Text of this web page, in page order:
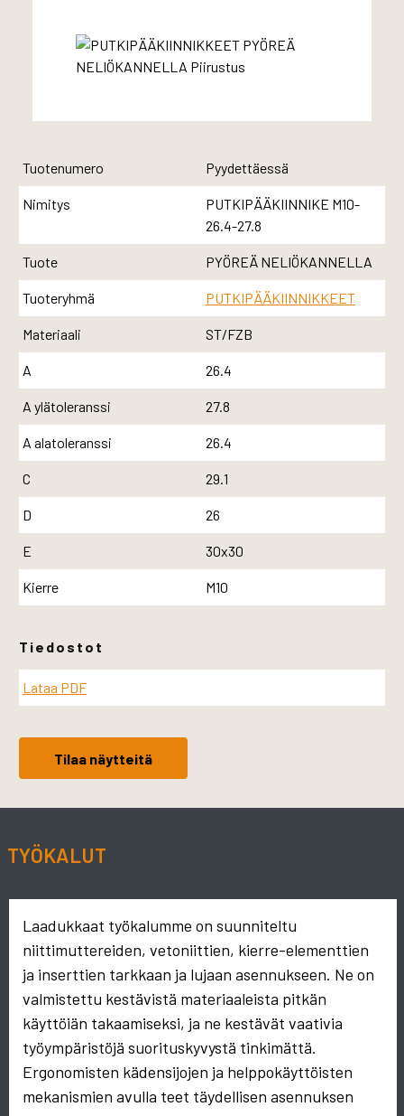
Tuotenumero Pyydettäessä
Nimitys
PUTKIPÄÄKIINNIKE M10-
26.4-27.8
Tuote PYÖREÄ NELIÖKANNELLA
Tuoteryhmä PUTKIPÄÄKIINNIKKEET
Materiaali ST/FZB
A 26.4
A ylätoleranssi 27.8
A alatoleranssi 26.4
C 29.1
D 26
E 30x30
Kierre M10
Tiedostot
Lataa PDF
Tilaa näytteitä
TYÖKALUT
Laadukkaat työkalumme on suunniteltu
niittimuttereiden, vetoniittien, kierre-elementtien
ja inserttien tarkkaan ja lujaan asennukseen. Ne on
valmistettu kestävistä materiaaleista pitkän
käyttöiän takaamiseksi, ja ne kestävät vaativia
työympäristöjä suorituskyvystä tinkimättä.
Ergonomisten kädensijojen ja helppokäyttöisten
mekanismien avulla teet täydellisen asennuksen